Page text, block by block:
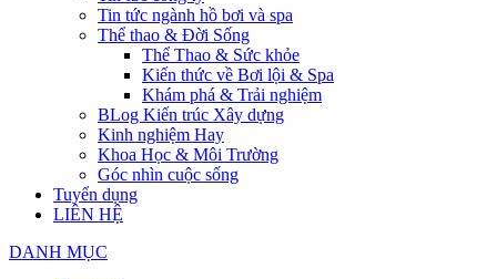
Tin tức ngành hồ bơi và spa
Thể thao & Đời Sống
Thể Thao & Sức khỏe
Kiến thức về Bơi lội & Spa
Khám phá & Trải nghiệm
BLog Kiến trúc Xây dựng
Kinh nghiệm Hay
Khoa Học & Môi Trường
Góc nhìn cuộc sống
Tuyển dụng
LIÊN HỆ
DANH MỤC